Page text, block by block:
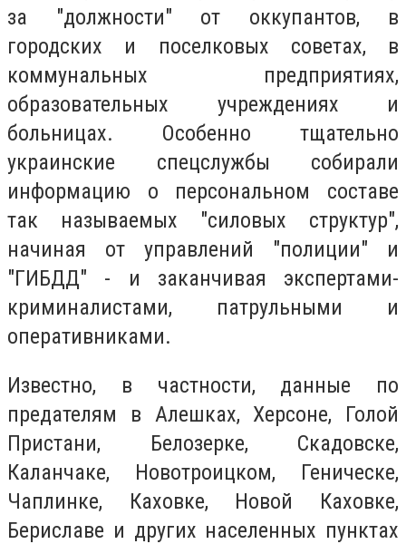
за "должности" от оккупантов, в
городских и поселковых советах, в
коммунальных предприятиях,
образовательных учреждениях и
больницах. Особенно тщательно
украинские спецслужбы собирали
информацию о персональном составе
так называемых "силовых структур",
начиная от управлений "полиции" и
"ГИБДД" - и заканчивая экспертами-
криминалистами, патрульными и
оперативниками.
Известно, в частности, данные по
предателям в Алешках, Херсоне, Голой
Пристани, Белозерке, Скадовске,
Каланчаке, Новотроицком, Геническе,
Чаплинке, Каховке, Новой Каховке,
Бериславе и других населенных пунктах